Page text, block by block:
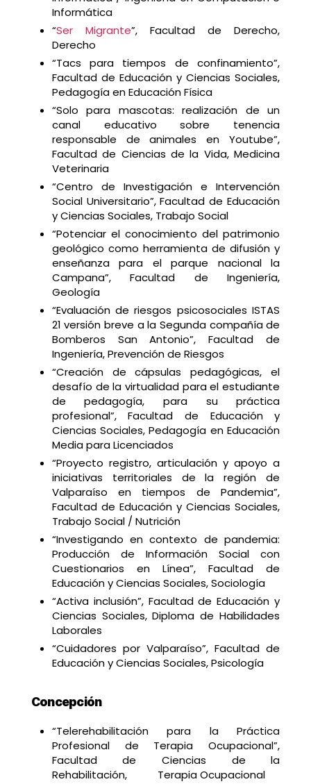
Informática
“Ser Migrante”, Facultad de Derecho,
Derecho
“Tacs para tiempos de confinamiento”,
Facultad de Educación y Ciencias Sociales,
Pedagogía en Educación Física
“Solo para mascotas: realización de un
canal educativo sobre tenencia
responsable de animales en Youtube”,
Facultad de Ciencias de la Vida, Medicina
Veterinaria
“Centro de Investigación e Intervención
Social Universitario”, Facultad de Educación
y Ciencias Sociales, Trabajo Social
“Potenciar el conocimiento del patrimonio
geológico como herramienta de difusión y
enseñanza para el parque nacional la
Campana”, Facultad de Ingeniería,
Geología
“Evaluación de riesgos psicosociales ISTAS
21 versión breve a la Segunda compañía de
Bomberos San Antonio”, Facultad de
Ingeniería, Prevención de Riesgos
“Creación de cápsulas pedagógicas, el
desafío de la virtualidad para el estudiante
de pedagogía, para su práctica
profesional”, Facultad de Educación y
Ciencias Sociales, Pedagogía en Educación
Media para Licenciados
“Proyecto registro, articulación y apoyo a
iniciativas territoriales de la región de
Valparaíso en tiempos de Pandemia”,
Facultad de Educación y Ciencias Sociales,
Trabajo Social / Nutrición
“Investigando en contexto de pandemia:
Producción de Información Social con
Cuestionarios en Línea”, Facultad de
Educación y Ciencias Sociales, Sociología
“Activa inclusión”, Facultad de Educación y
Ciencias Sociales, Diploma de Habilidades
Laborales
“Cuidadores por Valparaíso”, Facultad de
Educación y Ciencias Sociales, Psicología
Concepción
“Telerehabilitación para la Práctica
Profesional de Terapia Ocupacional”,
Facultad de Ciencias de la
Rehabilitación, Terapia Ocupacional